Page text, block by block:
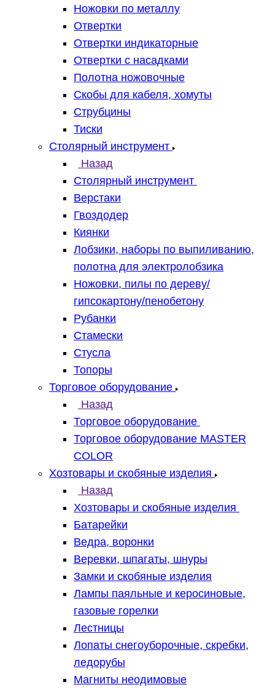
Ножовки по металлу
Отвертки
Отвертки индикаторные
Отвертки с насадками
Полотна ножовочные
Скобы для кабеля, хомуты
Струбцины
Тиски
Столярный инструмент
Назад
Столярный инструмент
Верстаки
Гвоздодер
Киянки
Лобзики, наборы по выпиливанию,
полотна для электролобзика
Ножовки, пилы по дереву/
гипсокартону/пенобетону
Рубанки
Стамески
Стусла
Топоры
Торговое оборудование
Назад
Торговое оборудование
Торговое оборудование MASTER
COLOR
Хозтовары и скобяные изделия
Назад
Хозтовары и скобяные изделия
Батарейки
Ведра, воронки
Веревки, шпагаты, шнуры
Замки и скобяные изделия
Лампы паяльные и керосиновые,
газовые горелки
Лестницы
Лопаты снегоуборочные, скребки,
ледорубы
Магниты неодимовые